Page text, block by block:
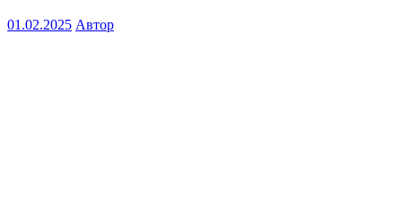
01.02.2025 Автор